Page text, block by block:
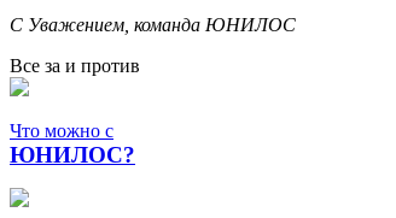
С Уважением, команда ЮНИЛОС
Все за и против
Что можно с
ЮНИЛОС?